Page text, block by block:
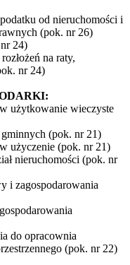
od nieruchomości i
(pok. nr 26)
24)
na raty,
nr 24)
użytkowanie wieczyste
(pok. nr 21)
użyczenie (pok. nr 21)
nieruchomości (pok. nr
i zagospodarowania
do opracownia
(pok. nr 22)